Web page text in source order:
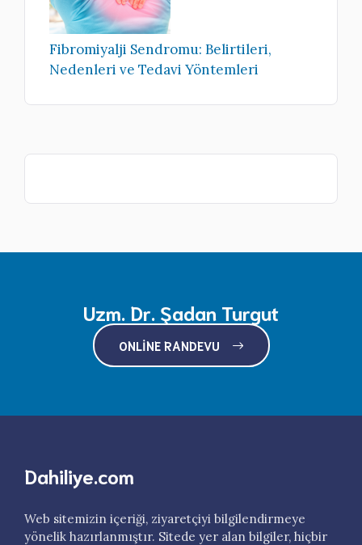
Fibromiyalji Sendromu: Belirtileri,
Nedenleri ve Tedavi Yöntemleri
Uzm. Dr. Şadan Turgut
ONLINE RANDEVU
Dahiliye.com
Web sitemizin içeriği, ziyaretçiyi bilgilendirmeye
yönelik hazırlanmıştır. Sitede yer alan bilgiler, hiçbir